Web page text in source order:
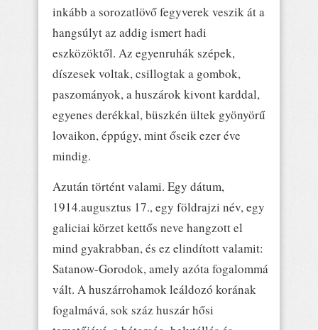
inkább a sorozatlövő fegyverek veszik át a
hangsúlyt az addig ismert hadi
eszközöktől. Az egyenruhák szépek,
díszesek voltak, csillogtak a gombok,
paszományok, a huszárok kivont karddal,
egyenes derékkal, büszkén ültek gyönyörű
lovaikon, éppúgy, mint őseik ezer éve
mindig.
Azután történt valami. Egy dátum,
1914.augusztus 17., egy földrajzi név, egy
galiciai körzet kettős neve hangzott el
mind gyakrabban, és ez elindított valamit:
Satanow-Gorodok, amely azóta fogalommá
vált. A huszárrohamok leáldozó korának
fogalmává, sok száz huszár hősi